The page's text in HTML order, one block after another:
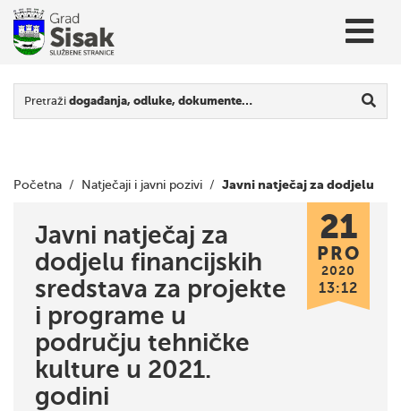
Pretraži događanja, odluke, dokumente…
Početna / Natječaji i javni pozivi / Javni natječaj za dodjelu
financijskih sredstava za projekte i programe u području
tehničke kulture u 2021. godini
Javni natječaj za
dodjelu financijskih
sredstava za projekte
i programe u
području tehničke
kulture u 2021.
godini
21
PRO
2020
13:12